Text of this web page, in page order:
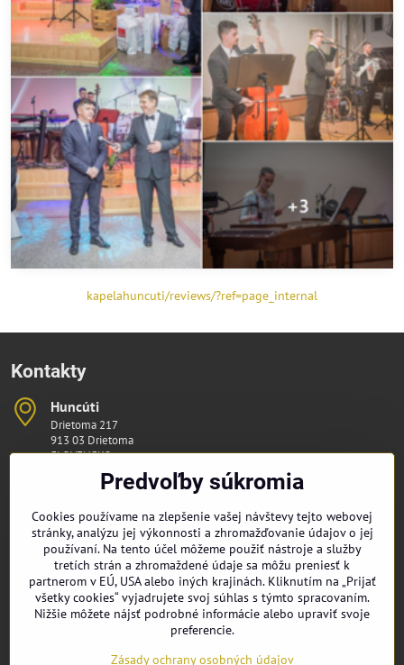
kapelahuncuti/reviews/?ref=page_internal
Kontakty
Huncúti
Drietoma 217
913 03 Drietoma
SLOVENSKO
IČO: 51326248
+421 948 309 219
Sme tam, kde aj vy, pridajte sa k Huncútom:
Instagram Youtube
Predvoľby súkromia
Cookies používame na zlepšenie vašej návštevy tejto webovej
stránky, analýzu jej výkonnosti a zhromažďovanie údajov o jej
používaní. Na tento účel môžeme použiť nástroje a služby
tretích strán a zhromaždené údaje sa môžu preniesť k
partnerom v EÚ, USA alebo iných krajinách. Kliknutím na „Prijať
všetky cookies“ vyjadrujete svoj súhlas s týmto spracovaním.
Nižšie môžete nájsť podrobné informácie alebo upraviť svoje
preferencie.
Zásady ochrany osobných údajov